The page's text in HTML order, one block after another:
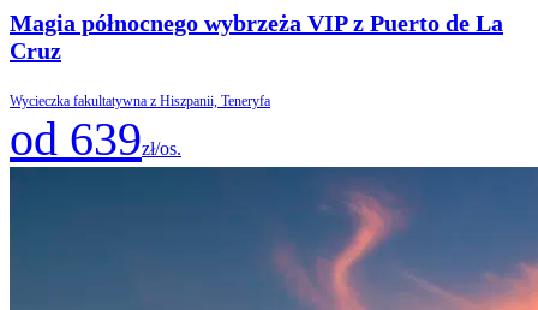
Magia północnego wybrzeża VIP z Puerto de La
Cruz
Wycieczka fakultatywna z Hiszpanii, Teneryfa
od 639zł/os.